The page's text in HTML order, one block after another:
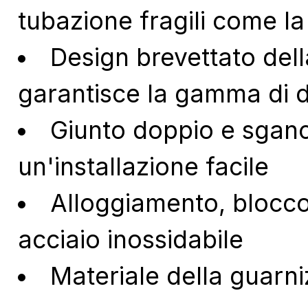
tubazione fragili come
Design brevettato
garantisce la gamma di
Giunto doppio e
un'installazione facile
Alloggiamento,
acciaio inossidabile
Materiale della